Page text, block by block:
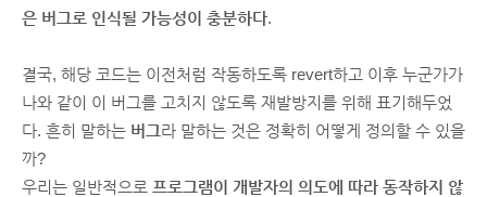
은 버그로 인식될 가능성이 충분하다.
결국, 해당 코드는 이전처럼 작동하도록 revert하고 이후 누군가가
나와 같이 이 버그를 고치지 않도록 재발방지를 위해 표기해두었
다. 흔히 말하는 버그라 말하는 것은 정확히 어떻게 정의할 수 있을
까?
우리는 일반적으로 프로그램이 개발자의 의도에 따라 동작하지 않